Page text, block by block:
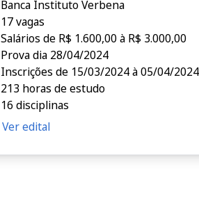
Banca Instituto Verbena
17 vagas
Salários de R$ 1.600,00 à R$ 3.000,00
Prova dia 28/04/2024
Inscrições de 15/03/2024 à 05/04/2024
213 horas de estudo
16 disciplinas
Ver edital